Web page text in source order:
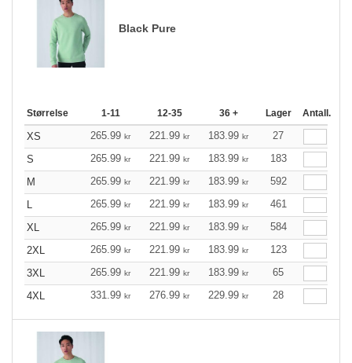
Black Pure
Størrelse 1-11 12-35 36 + Lager Antall.
XS 265.99 kr 221.99 kr 183.99 kr
27
S
265.99 kr 221.99 kr 183.99 kr
183
M
265.99 kr 221.99 kr 183.99 kr
592
L
265.99 kr 221.99 kr 183.99 kr
461
XL
265.99 kr 221.99 kr 183.99 kr
584
2XL
265.99 kr 221.99 kr 183.99 kr
123
3XL
265.99 kr 221.99 kr 183.99 kr
65
4XL
331.99 kr 276.99 kr 229.99 kr 28